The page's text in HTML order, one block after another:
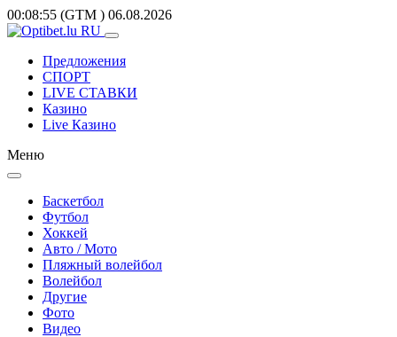
00:08:55 (GTM ) 06.08.2026
Предложения
СПОРТ
LIVE СТАВКИ
Казино
Live Казино
Меню
Баскетбол
Футбол
Хоккей
Авто / Мото
Пляжный волейбол
Волейбол
Другие
Фото
Видео